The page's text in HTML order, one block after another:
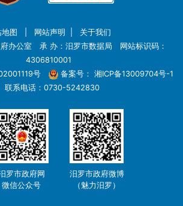
地图 网站声明
关于我们
府办公室 承 办：汨罗市数据局 网站标识码：
4306810001
号
备案号： 湘ICP备13009704号-1
联系电话：0730-5242830
罗市政府网
微信公众号
汨罗市政府微博
（魅力汨罗）